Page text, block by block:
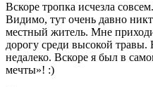
Вскоре тропка исчезла
Видимо, тут очень давно
местный житель. Мне
дорогу среди высокой
недалеко. Вскоре я был в
мечты»! :)